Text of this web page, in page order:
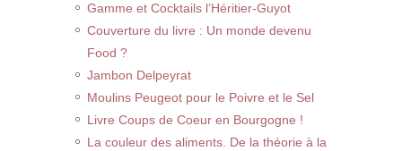
Gamme et Cocktails l’Héritier-Guyot
Couverture du livre : Un monde devenu
Food ?
Jambon Delpeyrat
Moulins Peugeot pour le Poivre et le Sel
Livre Coups de Coeur en Bourgogne !
La couleur des aliments. De la théorie à la